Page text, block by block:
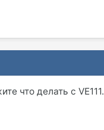
что делать с VE111.